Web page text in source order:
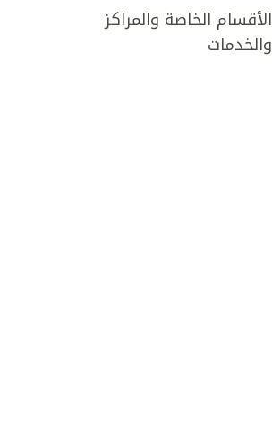
الأقسام الخاصة والمراكز
والخدمات